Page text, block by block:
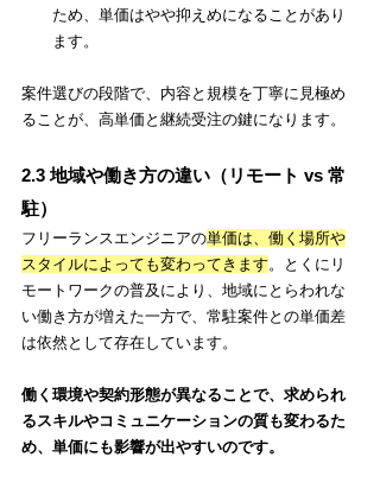
ため、単価はやや抑えめになることがあり
ます。
案件選びの段階で、内容と規模を丁寧に見極め
ることが、高単価と継続受注の鍵になります。
2.3 地域や働き方の違い（リモート vs 常
駐）
フリーランスエンジニアの単価は、働く場所や
スタイルによっても変わってきます。とくにリ
モートワークの普及により、地域にとらわれな
い働き方が増えた一方で、常駐案件との単価差
は依然として存在しています。
働く環境や契約形態が異なることで、求められ
るスキルやコミュニケーションの質も変わるた
め、単価にも影響が出やすいのです。